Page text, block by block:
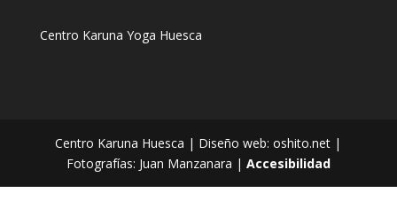
Centro Karuna Huesca | Diseño web: oshito.net |
Fotografías: Juan Manzanara | Accesibilidad